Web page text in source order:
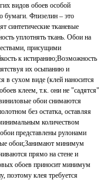
видов обоев особой
бумаги. Флизелин – это
синтетические тканевые
уплотнять ткань. Обои на
присущими
к истиранию;Возможность
их осыпанию и
в сухом виде (клей наносится
клеем, т.к. они не "садятся"
обои снимаются
без остатка, оставляя
количеством
представлены рулонами
обои;Занимают минимум
прямо на стене и
обоев приносит минимум
поэтому клея требуется